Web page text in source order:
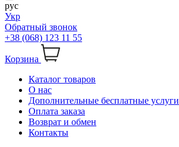
рус
Укр
Обратный звонок
+38 (068) 123 11 55
Корзина
Каталог товаров
О нас
Дополнительные бесплатные услуги
Оплата заказа
Возврат и обмен
Контакты